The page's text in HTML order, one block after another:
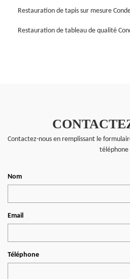
Restauration de tapis sur mesure
Restauration de tableau de qualité
Contactez-nous en remplissant le
téléphone
Nom
Email
Téléphone